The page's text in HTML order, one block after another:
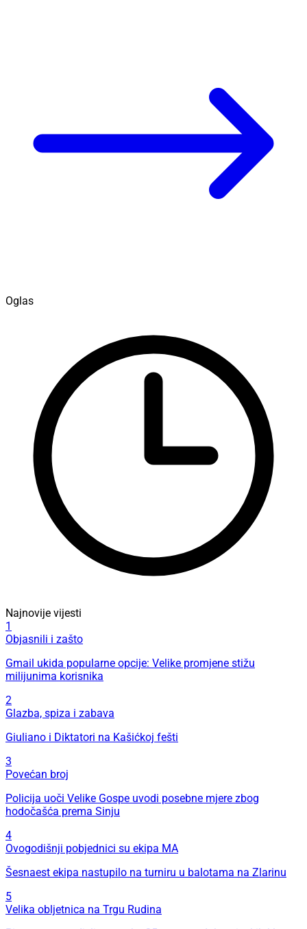
Oglas
Najnovije vijesti
1
Objasnili i zašto
Gmail ukida popularne opcije: Velike promjene stižu
milijunima korisnika
2
Glazba, spiza i zabava
Giuliano i Diktatori na Kašićkoj fešti
3
Povećan broj
Policija uoči Velike Gospe uvodi posebne mjere zbog
hodočašća prema Sinju
4
Ovogodišnji pobjednici su ekipa MA
Šesnaest ekipa nastupilo na turniru u balotama na Zlarinu
5
Velika obljetnica na Trgu Rudina